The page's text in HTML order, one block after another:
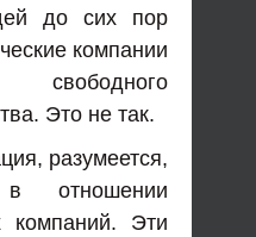
до сих пор
компании
Это не так.
разумеется,
отношении
компаний. Эти